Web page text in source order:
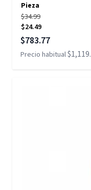
Pieza
$34.99
$24.49
Precio especial
$783.77
Precio habitual